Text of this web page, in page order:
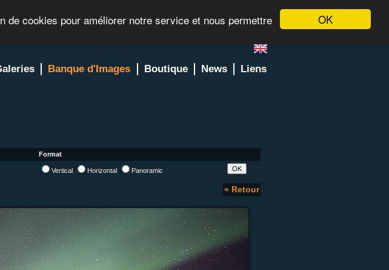
OK
cookies pour améliorer notre service et nous permettre
Banque d'Images Boutique News Liens
Format
Vertical Horizontal Panoramic
« Retour